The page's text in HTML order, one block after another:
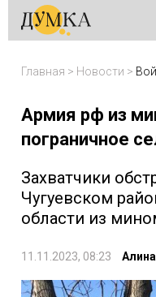
Главная > Новости >
Армия рф из
пограничное
Захватчики
Чугуевском
области из
11.11.2023, 08:23